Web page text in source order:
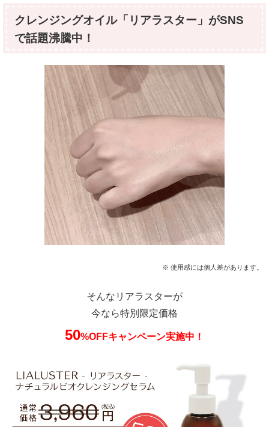
クレンジングオイル「リアラスター」がSNS
で話題沸騰中！
※ 使用感には個人差があります。
そんなリアラスターが
今なら特別限定価格
50%OFFキャンペーン実施中！